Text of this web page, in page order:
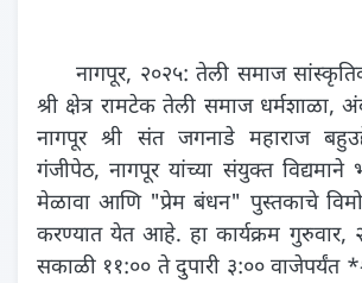
नागपूर, २०२५: तेली समाज
श्री क्षेत्र रामटेक तेली समाज
नागपूर श्री संत जगनाडे महाराज
गंजीपेठ, नागपूर यांच्या संयुक्त
मेळावा आणि "प्रेम बंधन" पुस्तकाचे
करण्यात येत आहे. हा कार्यक्रम गुरुवार,
सकाळी ११:०० ते दुपारी ३:०० वाजेपर्यंत